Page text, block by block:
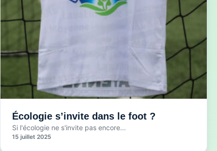
Écologie s’invite dans le foot ?
Si l'écologie ne s'invite pas encore...
15 juillet 2025